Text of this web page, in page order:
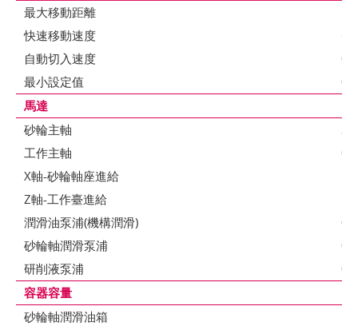
最大移動距離
快速移動速度
自動切入速度
最小設定值
馬達
砂輪主軸
工作主軸
X軸-砂輪軸座進給
Z軸-工作臺進給
潤滑油泵浦(機構潤滑)
砂輪軸潤滑泵浦
研削液泵浦
容器容量
砂輪軸潤滑油箱